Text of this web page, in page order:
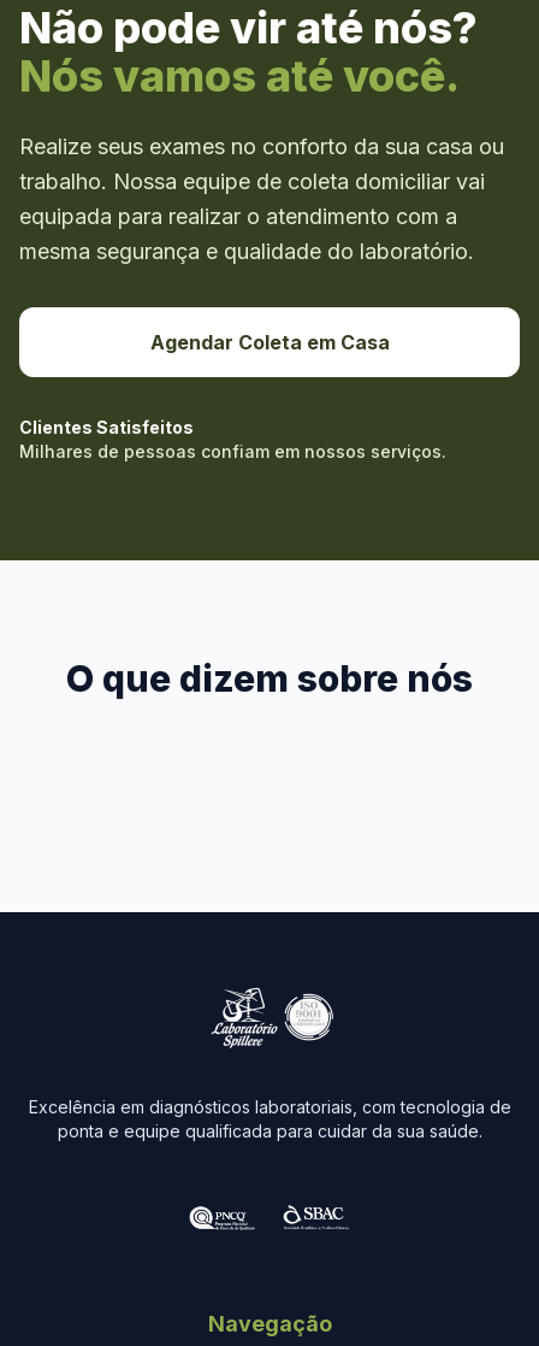
Não pode vir até nós?
Nós vamos até você.
Realize seus exames no conforto da sua casa ou
trabalho. Nossa equipe de coleta domiciliar vai
equipada para realizar o atendimento com a
mesma segurança e qualidade do laboratório.
Agendar Coleta em Casa
Clientes Satisfeitos
Milhares de pessoas confiam em nossos serviços.
O que dizem sobre nós
Excelência em diagnósticos laboratoriais, com tecnologia de
ponta e equipe qualificada para cuidar da sua saúde.
Navegação